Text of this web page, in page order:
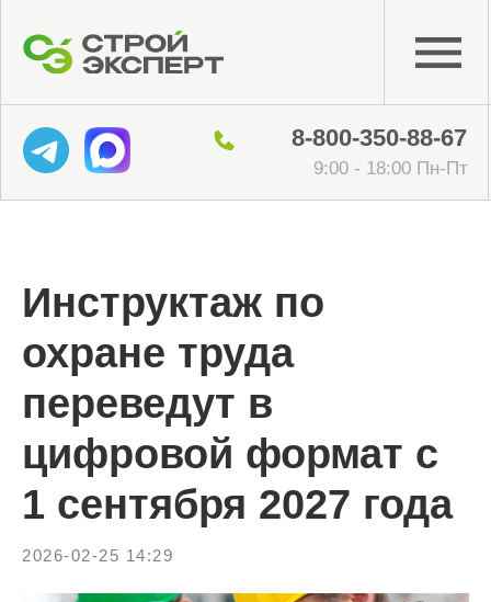
Инструктаж по
охране труда
переведут в
цифровой формат с
1 сентября 2027 года
2026-02-25 14:29